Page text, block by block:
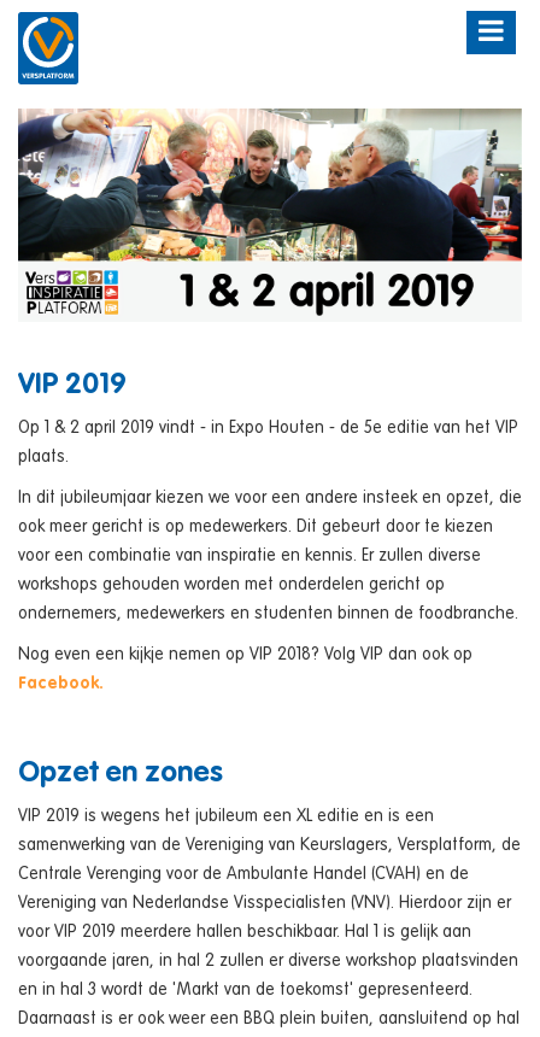
VIP 2019
Op 1 & 2 april 2019 vindt - in Expo Houten - de 5e editie van het VIP
plaats.
In dit jubileumjaar kiezen we voor een andere insteek en opzet, die
ook meer gericht is op medewerkers. Dit gebeurt door te kiezen
voor een combinatie van inspiratie en kennis. Er zullen diverse
workshops gehouden worden met onderdelen gericht op
ondernemers, medewerkers en studenten binnen de foodbranche.
Nog even een kijkje nemen op VIP 2018? Volg VIP dan ook op
Facebook.
Opzet en zones
VIP 2019 is wegens het jubileum een XL editie en is een
samenwerking van de Vereniging van Keurslagers, Versplatform, de
Centrale Verenging voor de Ambulante Handel (CVAH) en de
Vereniging van Nederlandse Visspecialisten (VNV). Hierdoor zijn er
voor VIP 2019 meerdere hallen beschikbaar. Hal 1 is gelijk aan
voorgaande jaren, in hal 2 zullen er diverse workshop plaatsvinden
en in hal 3 wordt de 'Markt van de toekomst' gepresenteerd.
Daarnaast is er ook weer een BBQ plein buiten, aansluitend op hal